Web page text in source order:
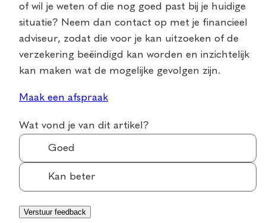
of wil je weten of die nog goed past bij je huidige
situatie? Neem dan contact op met je financieel
adviseur, zodat die voor je kan uitzoeken of de
verzekering beëindigd kan worden en inzichtelijk
kan maken wat de mogelijke gevolgen zijn.
Maak een afspraak
Wat vond je van dit artikel?
Goed
Kan beter